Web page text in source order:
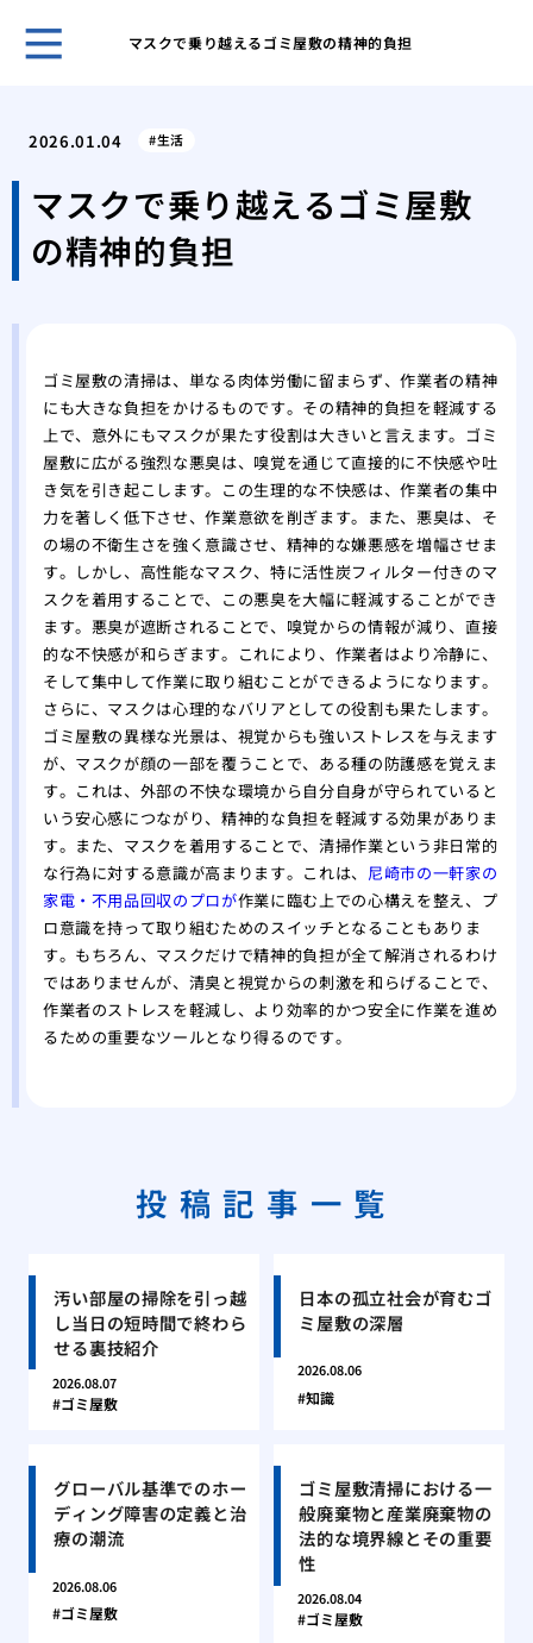
マスクで乗り越えるゴミ屋敷の精神的負担
１
方
ゴ
が
ゴ
家
2026.01.04 生活
マスクで乗り越えるゴミ屋敷
の精神的負担
ゴミ屋敷の清掃は、単なる肉体労働に留まらず、作業者の精神
にも大きな負担をかけるものです。その精神的負担を軽減する
上で、意外にもマスクが果たす役割は大きいと言えます。ゴミ
屋敷に広がる強烈な悪臭は、嗅覚を通じて直接的に不快感や吐
き気を引き起こします。この生理的な不快感は、作業者の集中
力を著しく低下させ、作業意欲を削ぎます。また、悪臭は、そ
の場の不衛生さを強く意識させ、精神的な嫌悪感を増幅させま
す。しかし、高性能なマスク、特に活性炭フィルター付きのマ
スクを着用することで、この悪臭を大幅に軽減することができ
ます。悪臭が遮断されることで、嗅覚からの情報が減り、直接
的な不快感が和らぎます。これにより、作業者はより冷静に、
そして集中して作業に取り組むことができるようになります。
さらに、マスクは心理的なバリアとしての役割も果たします。
ゴミ屋敷の異様な光景は、視覚からも強いストレスを与えます
が、マスクが顔の一部を覆うことで、ある種の防護感を覚えま
す。これは、外部の不快な環境から自分自身が守られていると
いう安心感につながり、精神的な負担を軽減する効果がありま
す。また、マスクを着用することで、清掃作業という非日常的
な行為に対する意識が高まります。これは、 尼崎市の一軒家の
家電・不用品回収のプロが作業に臨む上での心構えを整え、プ
ロ意識を持って取り組むためのスイッチとなることもありま
す。もちろん、マスクだけで精神的負担が全て解消されるわけ
ではありませんが、清臭と視覚からの刺激を和らげることで、
作業者のストレスを軽減し、より効率的かつ安全に作業を進め
るための重要なツールとなり得るのです。
投稿記事一覧
汚い部屋の掃除を引っ越
し当日の短時間で終わら
せる裏技紹介
2026.08.07
ゴミ屋敷
日本の孤立社会が育むゴ
ミ屋敷の深層
2026.08.06
知識
グローバル基準でのホー
ディング障害の定義と治
療の潮流
2026.08.06
ゴミ屋敷
ゴミ屋敷清掃における一
般廃棄物と産業廃棄物の
法的な境界線とその重要
性
2026.08.04
ゴミ屋敷